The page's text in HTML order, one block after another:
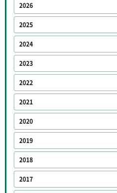
2026
2025
2024
2023
2022
2021
2020
2019
2018
2017